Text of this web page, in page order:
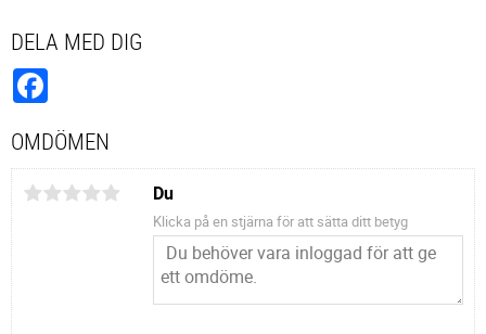
DELA MED DIG
OMDÖMEN
Du
Klicka på en stjärna för att sätta ditt betyg